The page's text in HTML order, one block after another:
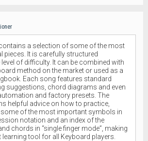
a selection of some of the most
pieces. It is carefully structured
of difficulty. It can be combined with
method on the market or used as a
Each song features standard
suggestions, chord diagrams and even
and factory presets. The
helpful advice on how to practice,
of the most important symbols in
notation and an index of the
chords in “single finger mode”, making
tool for all Keyboard players.